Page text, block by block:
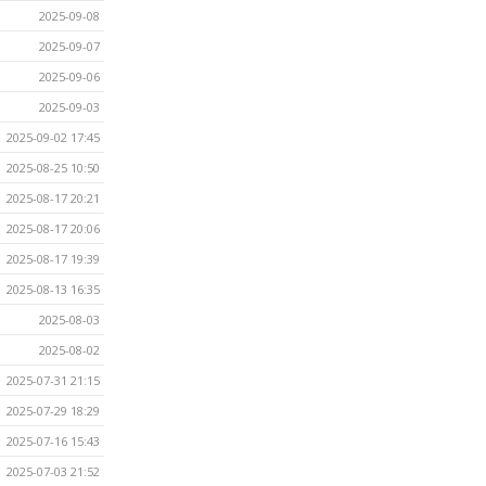
2025-09-08
2025-09-07
2025-09-06
2025-09-03
2025-09-02 17:45
2025-08-25 10:50
2025-08-17 20:21
2025-08-17 20:06
2025-08-17 19:39
2025-08-13 16:35
2025-08-03
2025-08-02
2025-07-31 21:15
2025-07-29 18:29
2025-07-16 15:43
2025-07-03 21:52